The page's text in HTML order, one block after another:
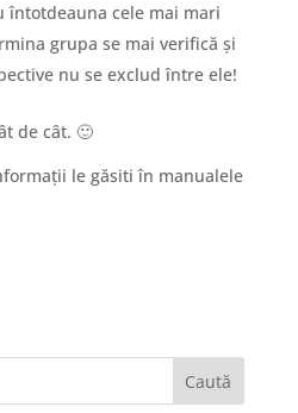
întotdeauna cele mai mari
grupa se mai verifică și
nu se exclud între ele!
de cât. 🙂
le găsiti în manualele